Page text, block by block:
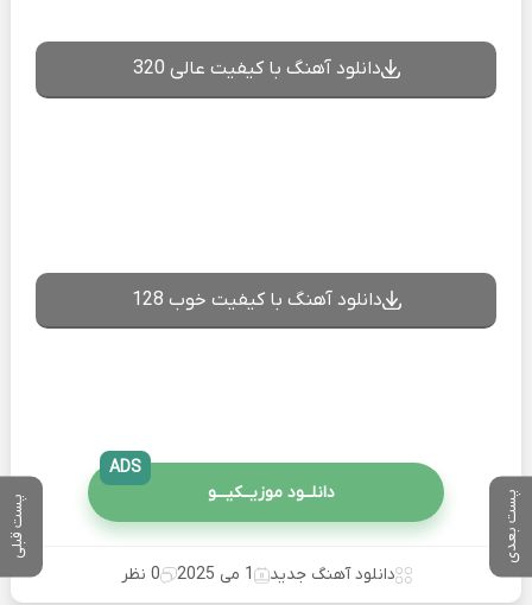
پست بعدی پست قبلی
دانلود آهنگ با کیفیت عالی 320
دانلود آهنگ با کیفیت خوب 128
دانلــود موزیــکیـــو
ADS
دانلود آهنگ جدید 1 می 2025 0 نظر